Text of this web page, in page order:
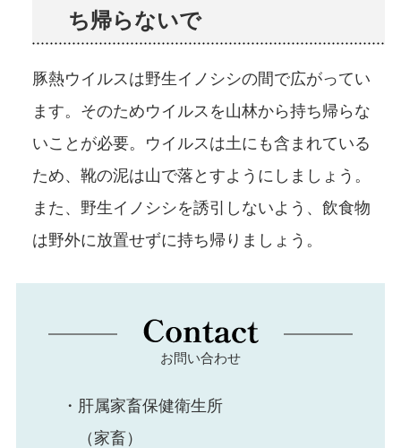
ち帰らないで
豚熱ウイルスは野生イノシシの間で広がってい
ます。そのためウイルスを山林から持ち帰らな
いことが必要。ウイルスは土にも含まれている
ため、靴の泥は山で落とすようにしましょう。
また、野生イノシシを誘引しないよう、飲食物
は野外に放置せずに持ち帰りましょう。
お問い合わせ
・肝属家畜保健衛生所
（家畜）